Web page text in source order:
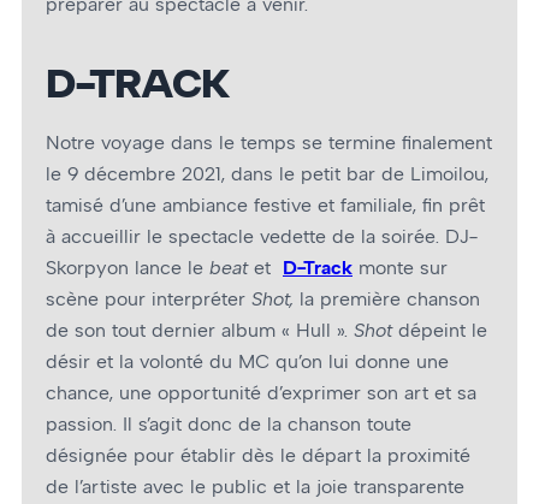
D-TRACK
Notre voyage dans le temps se termine finalement
le 9 décembre 2021, dans le petit bar de Limoilou,
tamisé d’une ambiance festive et familiale, fin prêt
à accueillir le spectacle vedette de la soirée. DJ-
Skorpyon lance le beat et D-Track monte sur
scène pour interpréter Shot, la première chanson
de son tout dernier album « Hull ». Shot dépeint le
désir et la volonté du MC qu’on lui donne une
chance, une opportunité d’exprimer son art et sa
passion. Il s’agit donc de la chanson toute
désignée pour établir dès le départ la proximité
de l’artiste avec le public et la joie transparente